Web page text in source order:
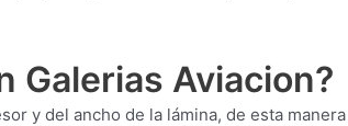
Galerias Aviacion?
y del ancho de la lámina, de esta manera